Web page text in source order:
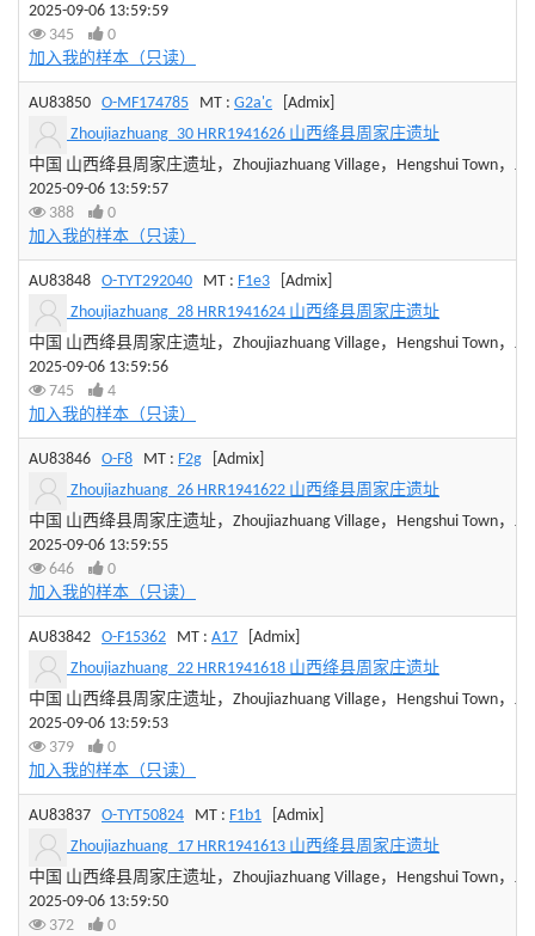
2025-09-06 13:59:59
345
0
加入我的样本（只读）
AU83850 O-MF174785 MT : G2a'c [Admix]
Zhoujiazhuang_30 HRR1941626 山西绛县周家庄遗址
中国 山西绛县周家庄遗址，Zhoujiazhuang Village，Hengshui Town，
2025-09-06 13:59:57
388
0
加入我的样本（只读）
AU83848 O-TYT292040 MT : F1e3 [Admix]
Zhoujiazhuang_28 HRR1941624 山西绛县周家庄遗址
中国 山西绛县周家庄遗址，Zhoujiazhuang Village，Hengshui Town，
2025-09-06 13:59:56
745
4
加入我的样本（只读）
AU83846 O-F8 MT : F2g [Admix]
Zhoujiazhuang_26 HRR1941622 山西绛县周家庄遗址
中国 山西绛县周家庄遗址，Zhoujiazhuang Village，Hengshui Town，
2025-09-06 13:59:55
646
0
加入我的样本（只读）
AU83842 O-F15362 MT : A17 [Admix]
Zhoujiazhuang_22 HRR1941618 山西绛县周家庄遗址
中国 山西绛县周家庄遗址，Zhoujiazhuang Village，Hengshui Town，
2025-09-06 13:59:53
379
0
加入我的样本（只读）
AU83837 O-TYT50824 MT : F1b1 [Admix]
Zhoujiazhuang_17 HRR1941613 山西绛县周家庄遗址
中国 山西绛县周家庄遗址，Zhoujiazhuang Village，Hengshui Town，
2025-09-06 13:59:50
372
0